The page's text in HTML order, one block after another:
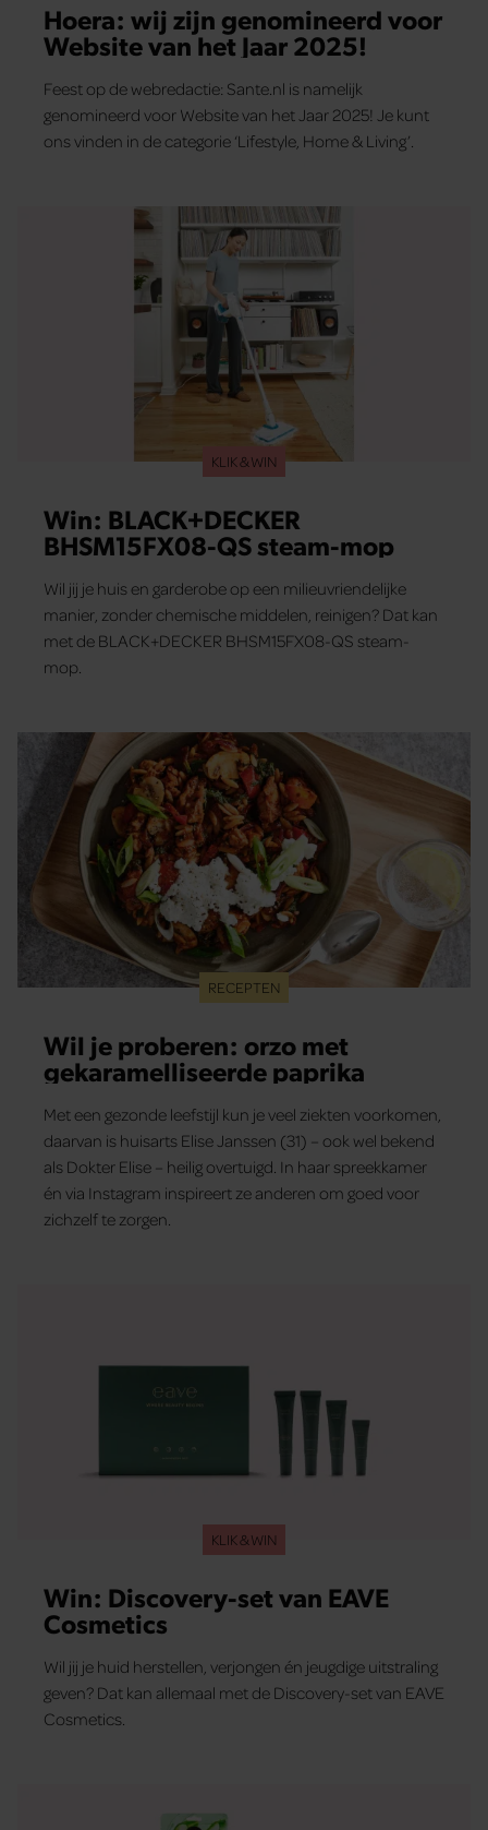
Hoera: wij zijn genomineerd voor
Website van het Jaar 2025!
Feest op de webredactie: Sante.nl is namelijk
genomineerd voor Website van het Jaar 2025! Je kunt
ons vinden in de categorie ‘Lifestyle, Home & Living’.
KLIK & WIN
Win: BLACK+DECKER
BHSM15FX08-QS steam-mop
Wil jij je huis en garderobe op een milieuvriendelijke
manier, zonder chemische middelen, reinigen? Dat kan
met de BLACK+DECKER BHSM15FX08-QS steam-
mop.
RECEPTEN
Wil je proberen: orzo met
gekaramelliseerde paprika
Met een gezonde leefstijl kun je veel ziekten voorkomen,
daarvan is huisarts Elise Janssen (31) – ook wel bekend
als Dokter Elise – heilig overtuigd. In haar spreekkamer
én via Instagram inspireert ze anderen om goed voor
zichzelf te zorgen.
KLIK & WIN
Win: Discovery-set van EAVE
Cosmetics
Wil jij je huid herstellen, verjongen én jeugdige uitstraling
geven? Dat kan allemaal met de Discovery-set van EAVE
Cosmetics.